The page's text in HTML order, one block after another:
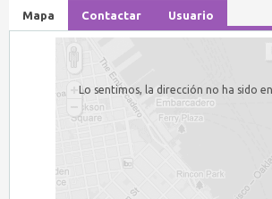
Mapa Contactar Usuario
Lo sentimos, la dirección no ha sido